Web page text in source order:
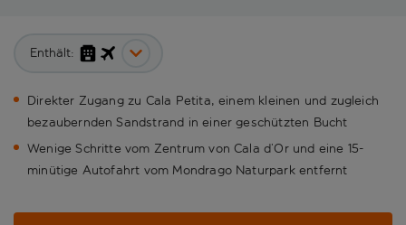
Enthält:
Direkter Zugang zu Cala Petita, einem kleinen und zugleich
bezaubernden Sandstrand in einer geschützten Bucht
Wenige Schritte vom Zentrum von Cala d’Or und eine 15-
minütige Autofahrt vom Mondrago Naturpark entfernt